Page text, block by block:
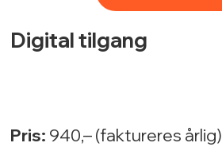
Digital tilgang
Pris: 940,– (faktureres årlig)